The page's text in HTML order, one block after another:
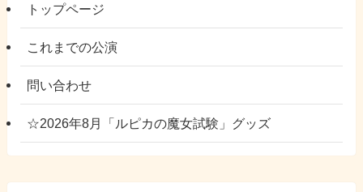
トップページ
これまでの公演
問い合わせ
☆2026年8月「ルピカの魔女試験」グッズ